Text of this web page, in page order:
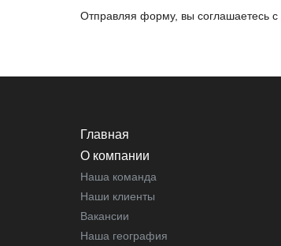
Отправляя форму, вы соглашаетесь с
Главная
О компании
Наша команда
Наши клиенты
Вакансии
Наша география